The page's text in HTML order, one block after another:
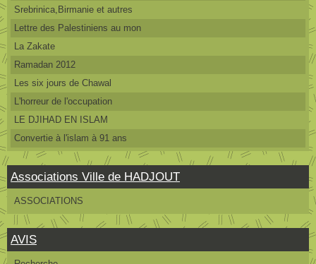
Srebrinica,Birmanie et autres
Lettre des Palestiniens au mon
La Zakate
Ramadan 2012
Les six jours de Chawal
L'horreur de l'occupation
LE DJIHAD EN ISLAM
Convertie à l'islam à 91 ans
Associations Ville de HADJOUT
ASSOCIATIONS
AVIS